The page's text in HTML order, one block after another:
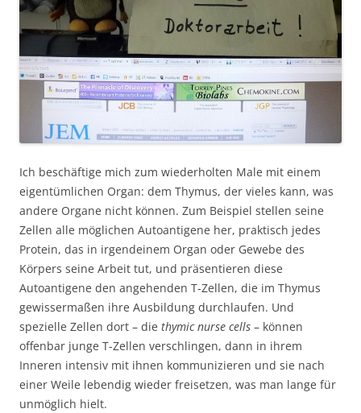
Ich beschäftige mich zum wiederholten Male mit einem
eigentümlichen Organ: dem Thymus, der vieles kann, was
andere Organe nicht können. Zum Beispiel stellen seine
Zellen alle möglichen Autoantigene her, praktisch jedes
Protein, das in irgendeinem Organ oder Gewebe des
Körpers seine Arbeit tut, und präsentieren diese
Autoantigene den angehenden T-Zellen, die im Thymus
gewissermaßen ihre Ausbildung durchlaufen. Und
spezielle Zellen dort – die thymic nurse cells – können
offenbar junge T-Zellen verschlingen, dann in ihrem
Inneren intensiv mit ihnen kommunizieren und sie nach
einer Weile lebendig wieder freisetzen, was man lange für
unmöglich hielt.